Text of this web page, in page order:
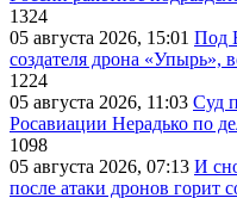
1324
05 августа 2026, 15:01 Под
создателя дрона «Упырь»,
1224
05 августа 2026, 11:03 Суд
Росавиации Нерадько по
1098
05 августа 2026, 07:13 И
после атаки дронов горит